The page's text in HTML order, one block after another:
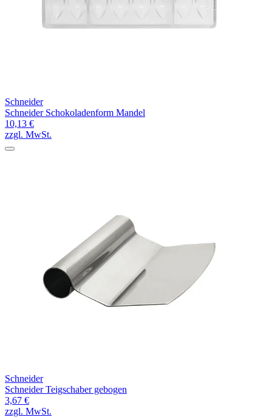
Schneider
Schneider Schokoladenform Mandel
10,13 €
zzgl. MwSt.
Schneider
Schneider Teigschaber gebogen
3,67 €
zzgl. MwSt.